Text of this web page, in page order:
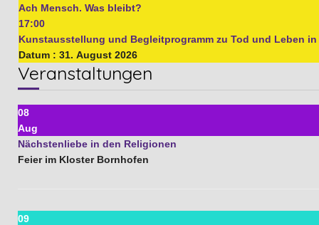
Ach Mensch. Was bleibt?
17:00
Kunstausstellung und Begleitprogramm zu Tod und Leben in
Datum : 31. August 2026
Veranstaltungen
08
Aug
Nächstenliebe in den Religionen
Feier im Kloster Bornhofen
09